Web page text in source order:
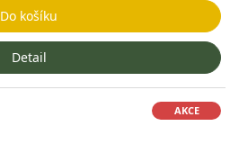
Do košíku
Detail
AKCE